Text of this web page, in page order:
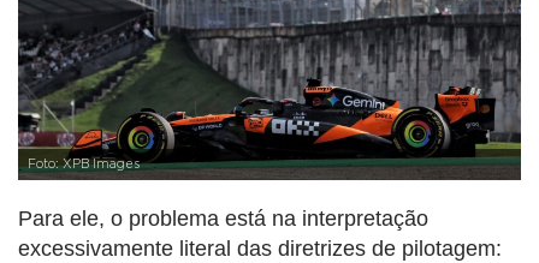
Foto: XPB Images
Para ele, o problema está na interpretação
excessivamente literal das diretrizes de pilotagem: